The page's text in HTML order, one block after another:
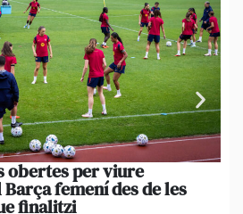
obertes per viure
femení des de les
finalitzi